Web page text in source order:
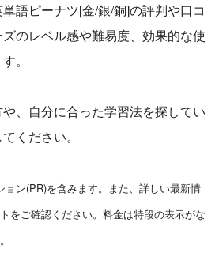
語ピーナツ[金/銀/銅]の評判や口コ
のレベル感や難易度、効果的な使
。
、自分に合った学習法を探してい
ください。
ン(PR)を含みます。また、詳しい最新情
をご確認ください。料金は特段の表示がな